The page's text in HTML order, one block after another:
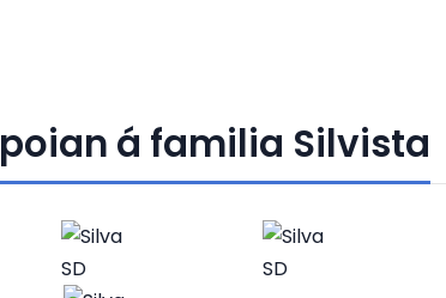
á familia Silvista